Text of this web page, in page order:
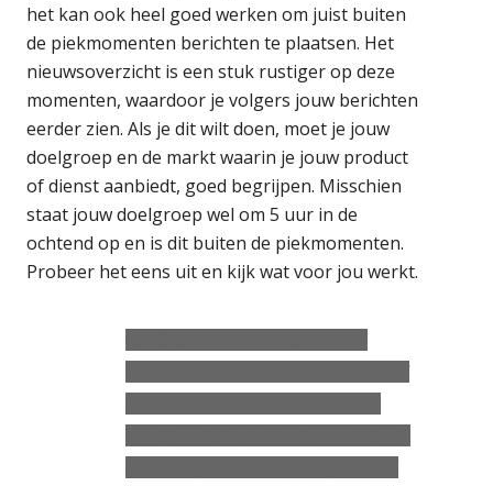
het kan ook heel goed werken om juist buiten
de piekmomenten berichten te plaatsen. Het
nieuwsoverzicht is een stuk rustiger op deze
momenten, waardoor je volgers jouw berichten
eerder zien. Als je dit wilt doen, moet je jouw
doelgroep en de markt waarin je jouw product
of dienst aanbiedt, goed begrijpen. Misschien
staat jouw doelgroep wel om 5 uur in de
ochtend op en is dit buiten de piekmomenten.
Probeer het eens uit en kijk wat voor jou werkt.
BESPAAR JE ZELF UREN
WERK ÉN STRESS MET DEZE
Elke dag compleet ingepland